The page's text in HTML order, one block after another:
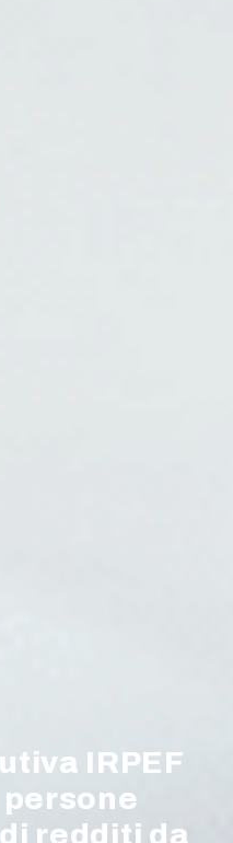
IRPEF
redditi da